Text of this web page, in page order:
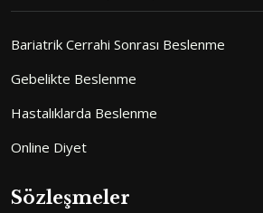
Bariatrik Cerrahi Sonrası Beslenme
Gebelikte Beslenme
Hastalıklarda Beslenme
Online Diyet
Sözleşmeler